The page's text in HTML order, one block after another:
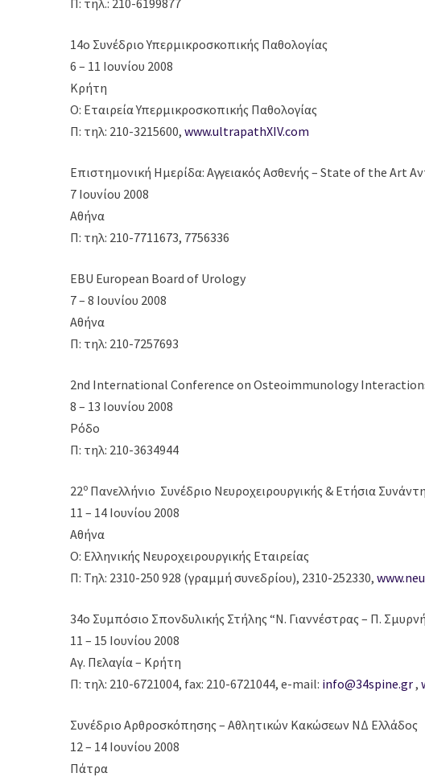
Π: τηλ.: 210-6199877
14ο Συνέδριο Υπερμικροσκοπικής Παθολογίας
6 – 11 Ιουνίου 2008
Κρήτη
Ο: Εταιρεία Υπερμικροσκοπικής Παθολογίας
Π: τηλ: 210-3215600, www.ultrapathXIV.com
Επιστημονική Ημερίδα: Αγγειακός Ασθενής – State of the Art
7 Ιουνίου 2008
Αθήνα
Π: τηλ: 210-7711673, 7756336
EBU European Board of Urology
7 – 8 Ιουνίου 2008
Αθήνα
Π: τηλ: 210-7257693
2nd International Conference on Osteoimmunology
8 – 13 Ιουνίου 2008
Ρόδο
Π: τηλ: 210-3634944
22ο Πανελλήνιο Συνέδριο Νευροχειρουργικής & Ετήσια
11 – 14 Ιουνίου 2008
Αθήνα
Ο: Ελληνικής Νευροχειρουργικής Εταιρείας
Π: Τηλ: 2310-250 928 (γραμμή συνεδρίου), 2310-252330,
34ο Συμπόσιο Σπονδυλικής Στήλης “Ν. Γιαννέστρας – Π.
11 – 15 Ιουνίου 2008
Αγ. Πελαγία – Κρήτη
Π: τηλ: 210-6721004, fax: 210-6721044, e-mail: info@34spine.gr,
Συνέδριο Αρθροσκόπησης – Αθλητικών Κακώσεων ΝΔ Ελλάδος
12 – 14 Ιουνίου 2008
Πάτρα